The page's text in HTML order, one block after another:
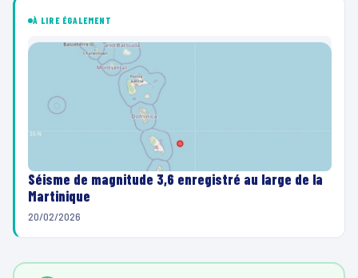
À LIRE ÉGALEMENT
Séisme de magnitude 3,6 enregistré au large de la
Martinique
20/02/2026